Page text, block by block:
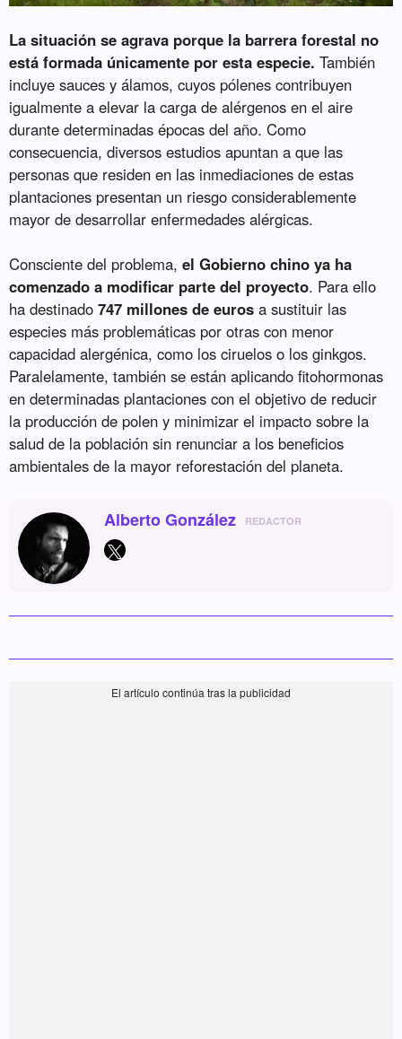
La situación se agrava porque la barrera forestal no
está formada únicamente por esta especie. También
incluye sauces y álamos, cuyos pólenes contribuyen
igualmente a elevar la carga de alérgenos en el aire
durante determinadas épocas del año. Como
consecuencia, diversos estudios apuntan a que las
personas que residen en las inmediaciones de estas
plantaciones presentan un riesgo considerablemente
mayor de desarrollar enfermedades alérgicas.
Consciente del problema,el Gobierno chino ya ha
comenzado a modificar parte del proyecto. Para ello
ha destinado747 millones de euros a sustituir las
especies más problemáticas por otras con menor
capacidad alergénica, como los ciruelos o los ginkgos.
Paralelamente, también se están aplicando fitohormonas
en determinadas plantaciones con el objetivo de reducir
la producción de polen y minimizar el impacto sobre la
salud de la población sin renunciar a los beneficios
ambientales de la mayor reforestación del planeta.
Alberto González REDACTOR